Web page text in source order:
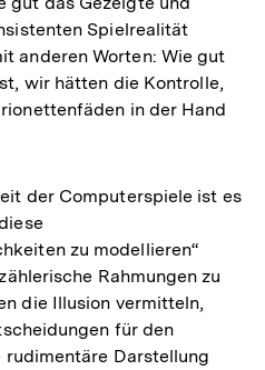
Spielrealität
anderen Worten: Wie gut
wir hätten die Kontrolle,
in der Hand
der Computerspiele ist es
zu modellieren“
Rahmungen zu
die Illusion vermitteln,
für den
Darstellung